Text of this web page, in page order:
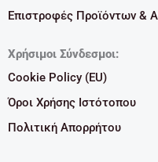
Επιστροφές Προϊόντων &
Χρήσιμοι Σύνδεσμοι:
Cookie Policy (EU)
Όροι Χρήσης Ιστότοπου
Πολιτική Απορρήτου